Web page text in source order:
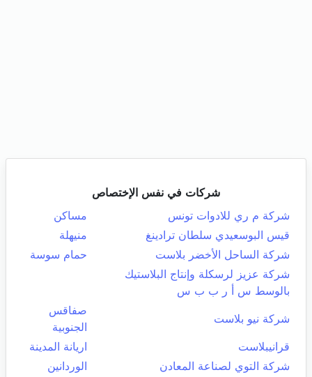
شركات في نفس الإختصاص
شركة م ري للادوات تونس
مساكن
قيس البوسعيدي سلطان ترادينغ
منيهلة
شركة الساحل الأخضر بلاست
حمام سوسة
شركة عزيز لرسكلة وإنتاج البلاستيك
بالوسط س أ ر ب ب س
شركة نيو بلاست
صفاقس
الجنوبية
قرانيبلاست
اريانة المدينة
شركة التوي لصناعة المعادن
الوردانين